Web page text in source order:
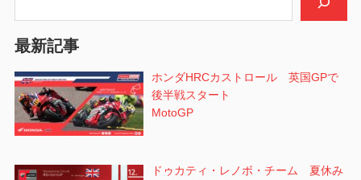
ー
シ
ョ
ン
最新記事
ホンダHRCカストロール 英国GPで
後半戦スタート
MotoGP
ドゥカティ・レノボ・チーム 夏休み